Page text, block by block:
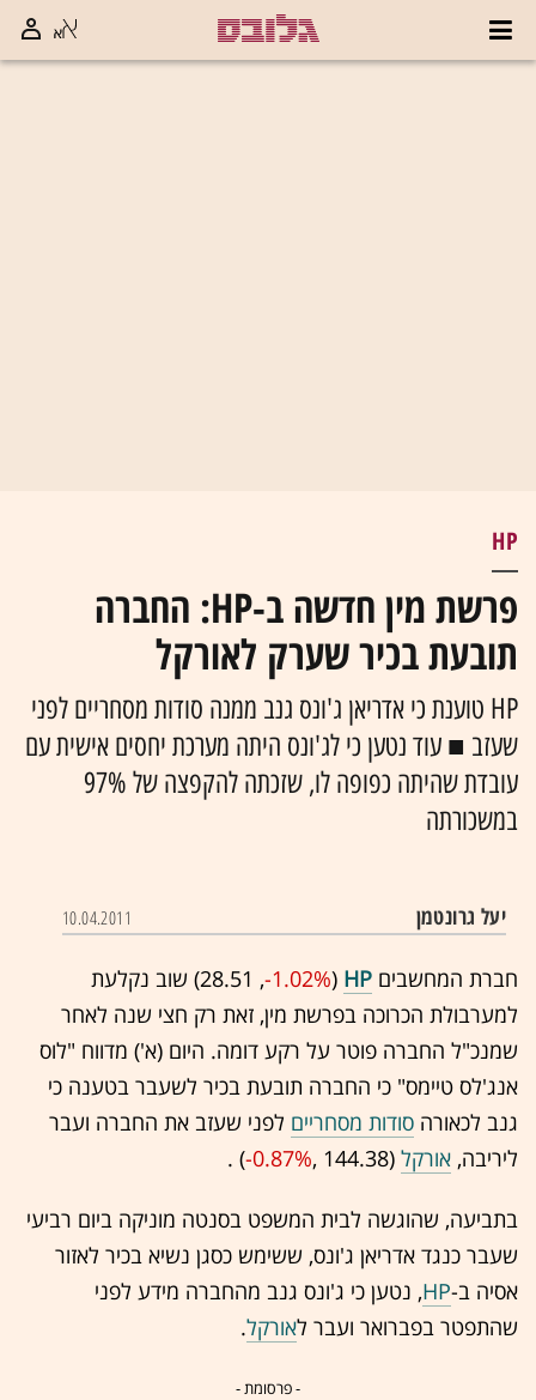
HP
פרשת מין חדשה ב-HP: החברה
תובעת בכיר שערק לאורקל
HP טוענת כי אדריאן ג'ונס גנב ממנה סודות מסחריים לפני
שעזב ■ עוד נטען כי לג'ונס היתה מערכת יחסים אישית עם
עובדת שהיתה כפופה לו, שזכתה להקפצה של 97%
במשכורתה
יעל גרונטמן 10.04.2011
חברת המחשבים HP
(28.51 ,‎
-1.02%
‏) שוב נקלעת
למערבולת הכרוכה בפרשת מין, זאת רק חצי שנה לאחר
שמנכ"ל החברה פוטר על רקע דומה. היום (א') מדווח "לוס
אנג'לס טיימס" כי החברה תובעת בכיר לשעבר בטענה כי
גנב לכאורה סודות מסחריים לפני שעזב את החברה ועבר
ליריבה, אורקל (144.38 ,‎
-0.87%
‏) .
בתביעה, שהוגשה לבית המשפט בסנטה מוניקה ביום רביעי
שעבר כנגד אדריאן ג'ונס, ששימש כסגן נשיא בכיר לאזור
אסיה ב-HP, נטען כי ג'ונס גנב מהחברה מידע לפני
שהתפטר בפברואר ועבר לאורקל.
- פרסומת -